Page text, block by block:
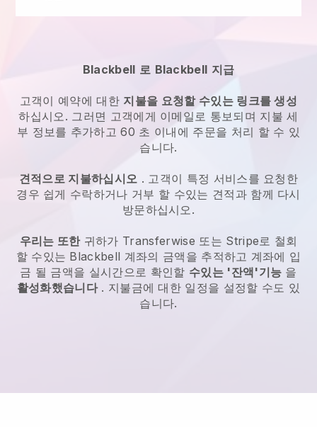
Blackbell 로 Blackbell 지급
고객이 예약에 대한 지불을 요청할 수있는 링크를 생성
하십시오. 그러면 고객에게 이메일로 통보되며 지불 세
부 정보를 추가하고 60 초 이내에 주문을 처리 할 수 있
습니다.
견적으로 지불하십시오 . 고객이 특정 서비스를 요청한
경우 쉽게 수락하거나 거부 할 수있는 견적과 함께 다시
방문하십시오.
우리는 또한귀하가 Transferwise 또는 Stripe로 철회
할 수있는 Blackbell 계좌의 금액을 추적하고 계좌에 입
금 될 금액을 실시간으로 확인할 수있는 '잔액'기능 을
활성화했습니다. 지불금에 대한 일정을 설정할 수도 있
습니다.